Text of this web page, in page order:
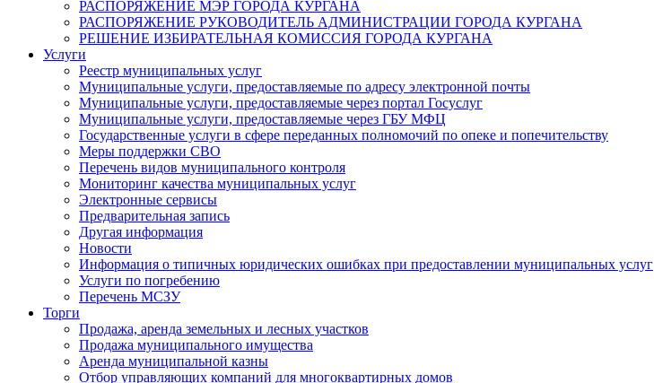
РАСПОРЯЖЕНИЕ МЭР ГОРОДА КУРГАНА
РАСПОРЯЖЕНИЕ РУКОВОДИТЕЛЬ АДМИНИСТРАЦИИ ГОРОДА КУРГАНА
РЕШЕНИЕ ИЗБИРАТЕЛЬНАЯ КОМИССИЯ ГОРОДА КУРГАНА
Услуги
Реестр муниципальных услуг
Муниципальные услуги, предоставляемые по адресу электронной почты
Муниципальные услуги, предоставляемые через портал Госуслуг
Муниципальные услуги, предоставляемые через ГБУ МФЦ
Государственные услуги в сфере переданных полномочий по опеке и попечительству
Меры поддержки СВО
Перечень видов муниципального контроля
Мониторинг качества муниципальных услуг
Электронные сервисы
Предварительная запись
Другая информация
Новости
Информация о типичных юридических ошибках при предоставлении муниципальных услуг
Услуги по погребению
Перечень МСЗУ
Торги
Продажа, аренда земельных и лесных участков
Продажа муниципального имущества
Аренда муниципальной казны
Отбор управляющих компаний для многоквартирных домов